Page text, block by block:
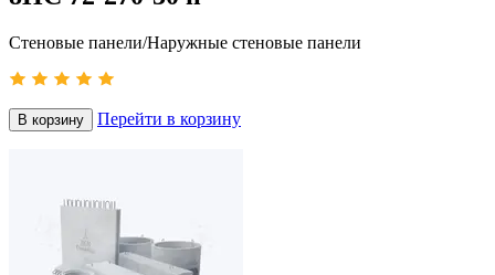
Стеновые панели/Наружные стеновые панели
В корзину Перейти в корзину